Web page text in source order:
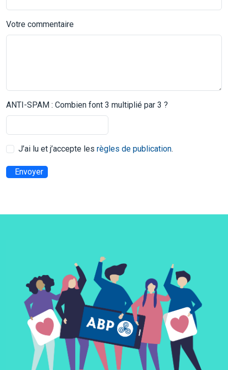
Votre commentaire
ANTI-SPAM : Combien font 3 multiplié par 3 ?
J’ai lu et j’accepte les règles de publication.
Envoyer